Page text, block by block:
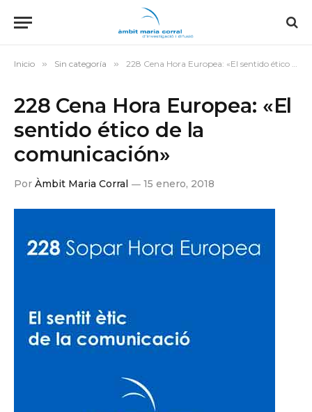
Inicio » Sin categoría » 228 Cena Hora Europea: «El sentido ético de la comunicación»
228 Cena Hora Europea: «El
sentido ético de la
comunicación»
Por Àmbit Maria Corral 15 enero, 2018